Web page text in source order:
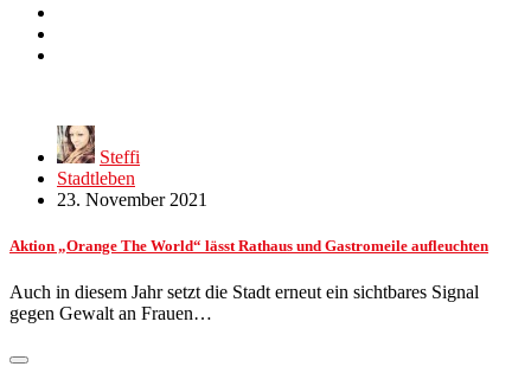
Steffi
Stadtleben
23. November 2021
Aktion „Orange The World“ lässt Rathaus und Gastromeile aufleuchten
Auch in diesem Jahr setzt die Stadt erneut ein sichtbares Signal
gegen Gewalt an Frauen…